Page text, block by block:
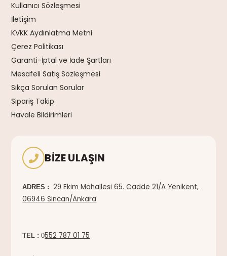
Kullanıcı Sözleşmesi
İletişim
KVKK Aydınlatma Metni
Çerez Politikası
Garanti-İptal ve İade Şartları
Mesafeli Satış Sözleşmesi
Sıkça Sorulan Sorular
Sipariş Takip
Havale Bildirimleri
BIZE ULAŞIN
ADRES :
29 Ekim Mahallesi 65. Cadde 21/A Yenikent,
06946 Sincan/Ankara
TEL : 0552 787 01 75